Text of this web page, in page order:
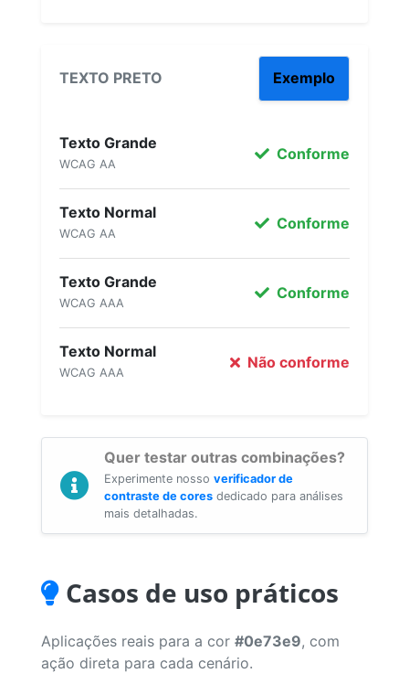
TEXTO PRETO Exemplo
Texto Grande
WCAG AA
Conforme
Texto Normal
WCAG AA
Conforme
Texto Grande
WCAG AAA
Conforme
Texto Normal
WCAG AAA
Não conforme
Quer testar outras combinações?
Experimente nosso verificador de
contraste de cores dedicado para análises
mais detalhadas.
Casos de uso práticos
Aplicações reais para a cor #0e73e9, com
ação direta para cada cenário.